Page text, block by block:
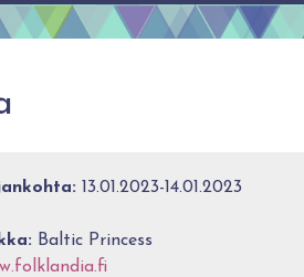
13.01.2023-14.01.2023
Baltic Princess